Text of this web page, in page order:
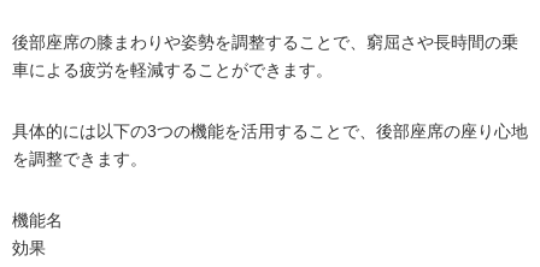
後部座席の膝まわりや姿勢を調整することで、窮屈さや長時間の乗
車による疲労を軽減することができます。
具体的には以下の3つの機能を活用することで、後部座席の座り心地
を調整できます。
機能名
効果